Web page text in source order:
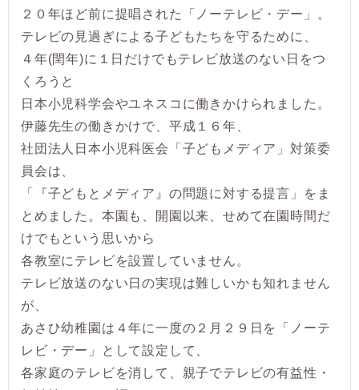
２０年ほど前に提唱された「ノーテレビ・デー」。
テレビの見過ぎによる子どもたちを守るために、
４年(閏年)に１日だけでもテレビ放送のない日をつ
くろうと
日本小児科学会やユネスコに働きかけられました。
伊藤先生の働きかけで、平成１６年、
社団法人日本小児科医会「子どもメディア」対策委
員会は、
「『子どもとメディア』の問題に対する提言」をま
とめました。本園も、開園以来、せめて在園時間だ
けでもという思いから
各教室にテレビを設置していません。
テレビ放送のない日の実現は難しいかも知れません
が、
あさひ幼稚園は４年に一度の２月２９日を「ノーテ
レビ・デー」として設定して、
各家庭のテレビを消して、親子でテレビの有益性・